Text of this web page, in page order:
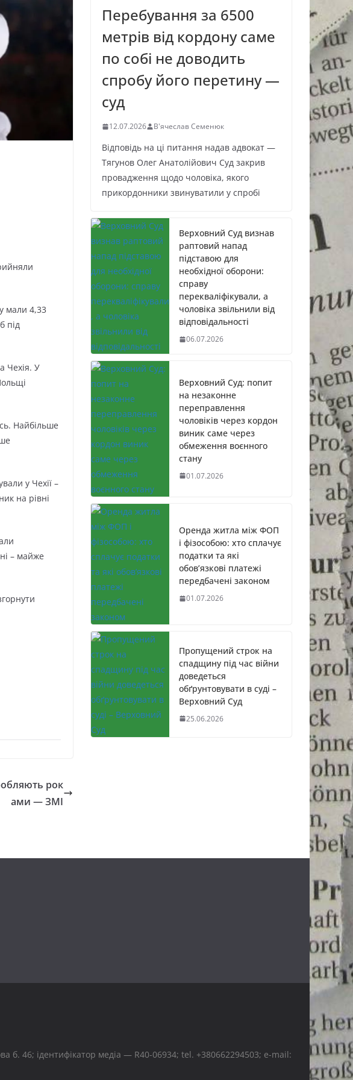
мали 4,33
під
Чехія. У
Найбільше
у Чехії –
на рівні
– майже
рок
ами — ЗМІ
Перебування за 6500
метрів від кордону саме
по собі не доводить
спробу його перетину —
суд
12.07.2026 В'ячеслав Семенюк
Відповідь на ці питання надав адвокат —
Тягунов Олег Анатолійович Суд закрив
провадження щодо чоловіка, якого
прикордонники звинуватили у спробі
Верховний Суд визнав
раптовий напад
підставою для
необхідної оборони:
справу
перекваліфікували, а
чоловіка звільнили від
відповідальності
06.07.2026
Верховний Суд: попит
на незаконне
переправлення
чоловіків через кордон
виник саме через
обмеження воєнного
стану
01.07.2026
Оренда житла між ФОП
і фізособою: хто сплачує
податки та які
обов’язкові платежі
передбачені законом
01.07.2026
Пропущений строк на
спадщину під час війни
доведеться
обґрунтовувати в суді –
Верховний Суд
25.06.2026
б. 46; ідентифікатор медіа — R40-06934; tel. +380662294503; e-mail: